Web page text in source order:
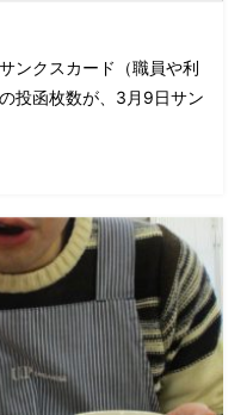
ンクスカード（職員や利
投函枚数が、3月9日サン